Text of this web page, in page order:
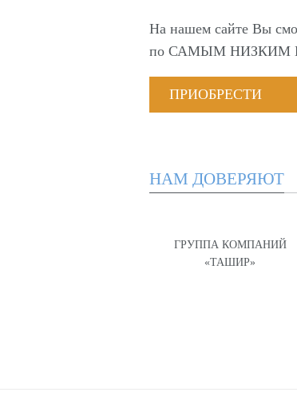
На нашем сайте Вы
по САМЫМ НИЗКИМ
ПРИОБРЕСТИ
НАМ ДОВЕРЯЮТ
ГРУППА КОМПАНИЙ
«ТАШИР»